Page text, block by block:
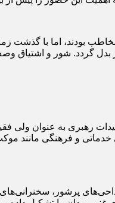
بودند، اما با گذشت
شور و اشتیاق
رهبری به عنوان ولی
و فرهنگی مانند
پرشور، سخنرانی‌های